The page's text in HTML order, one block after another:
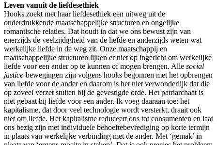
Leven vanuit de liefdesethiek
Hooks zoekt met haar liefdesethiek een uitweg uit de
onderdrukkende maatschappelijke structuren en ongelijke
romantische relaties. Dat houdt in dat we ons bewust zijn van
enerzijds de veelzijdigheid van de liefde en anderzijds weten wat
werkelijke liefde in de weg zit. Onze maatschappij en
maatschappelijke structuren lijken er niet op ingericht om werkelijke
liefde voor een ander op te kunnen of mogen brengen. Alle social
justice-bewegingen zijn volgens hooks begonnen met het opbrengen
van liefde voor de ander en daarom is het niet verwonderlijk dat die
op zoveel verzet stuiten bij de gevestigde orde. Het patriarchaat is
niet gebaat bij liefde voor een ander. Ik voeg daaraan toe: het
kapitalisme, dat door veel technologie wordt versterkt, draait ook
niet om liefde. Het kapitalisme reduceert ons tot consumenten en laat
ons bezig zijn met individuele behoeftebevrediging op korte termijn
in plaats van werkelijke verbinding met de ander. Met ‘gemak’ in